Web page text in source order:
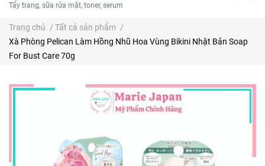
Tẩy trang, sữa rửa mặt, toner, serum
Trang chủ / Tất cả sản phẩm /
Xà Phòng Pelican Làm Hồng Nhũ Hoa Vùng Bikini Nhật Bản Soap
For Bust Care 70g